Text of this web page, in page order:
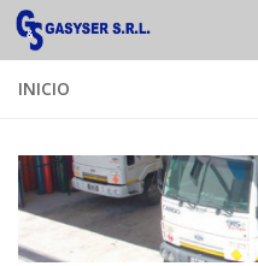
Saltar al contenido
INICIO